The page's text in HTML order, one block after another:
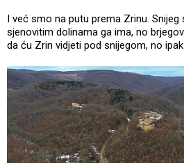
I već smo na putu prema Zrinu.
sjenovitim dolinama ga ima, no
da ću Zrin vidjeti pod snijegom, no